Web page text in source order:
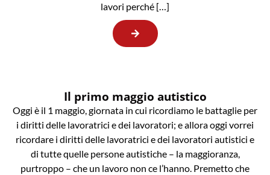
lavori perché […]
Il primo maggio autistico
Oggi è il 1 maggio, giornata in cui ricordiamo le battaglie per
i diritti delle lavoratrici e dei lavoratori; e allora oggi vorrei
ricordare i diritti delle lavoratrici e dei lavoratori autistici e
di tutte quelle persone autistiche – la maggioranza,
purtroppo – che un lavoro non ce l’hanno. Premetto che